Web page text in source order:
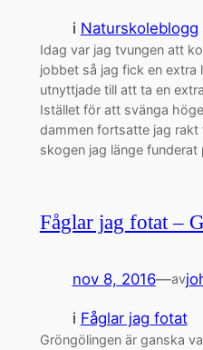
i Naturskoleblogg
Idag var jag tvungen att
jobbet så jag fick en extra
utnyttjade till att ta en
Istället för att svänga
dammen fortsatte jag
skogen jag länge
Fåglar jag fotat –
nov 8, 2016—av
i Fåglar jag fotat
Gröngölingen är ganska